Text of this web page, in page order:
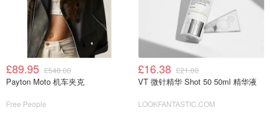
£89.95 £548.00
Payton Moto 机车夹克
Free People
£16.38 £21.00
VT 微针精华 Shot 50 50ml 精华液
LOOKFANTASTIC.COM